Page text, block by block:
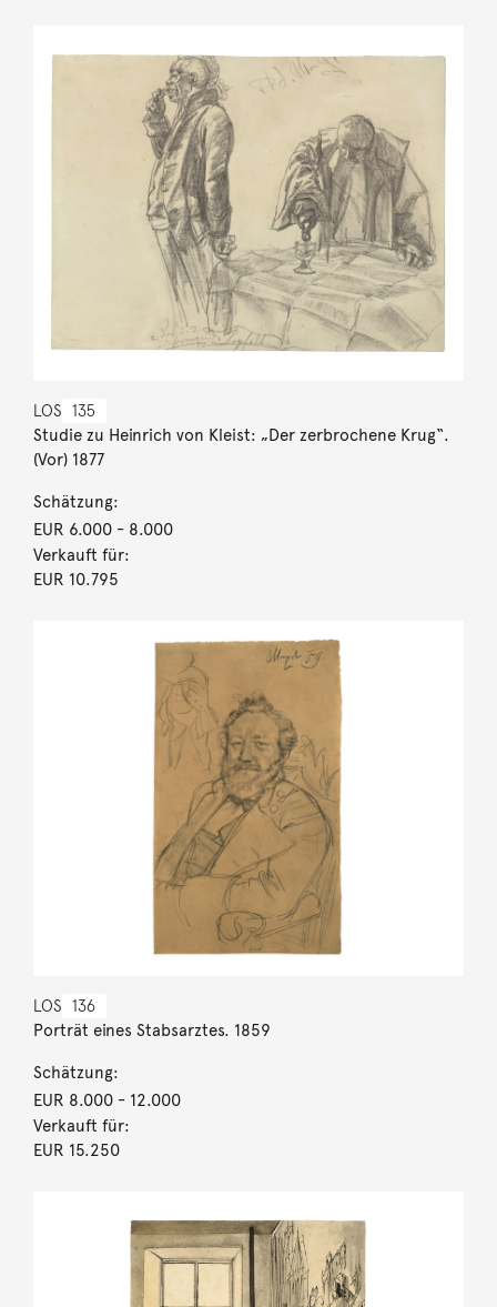
LOS 135
Studie zu Heinrich von Kleist: „Der zerbrochene Krug“.
(Vor) 1877
Schätzung:
EUR 6.000- 8.000
Verkauft für:
EUR 10.795
LOS 136
Porträt eines Stabsarztes. 1859
Schätzung:
EUR 8.000- 12.000
Verkauft für:
EUR 15.250